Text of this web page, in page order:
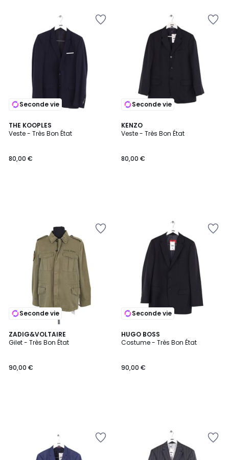
Seconde vie
THE KOOPLES
Veste - Très Bon État
80,00 €
Seconde vie
KENZO
Veste - Très Bon État
80,00 €
Seconde vie
ZADIG&VOLTAIRE
Gilet - Très Bon État
90,00 €
Seconde vie
HUGO BOSS
Costume - Très Bon État
90,00 €